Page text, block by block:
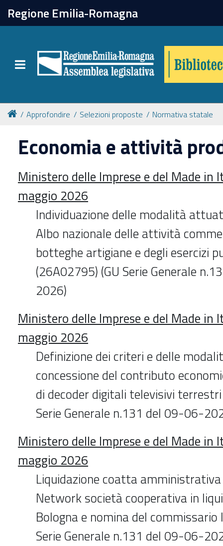
Regione Emilia-Romagna
Toggle navigation
chiudi
Catalogo online
Collezioni
Per approfondire
Appuntamenti
Prenotazione spazi
Approfondire Selezioni proposte Normativa statale
Economia e attività
Ministero delle Imprese e del Made in
maggio 2026
Individuazione delle modalità
Albo nazionale delle attività
botteghe artigiane e degli esercizi
(26A02795) (GU Serie Generale
2026)
Ministero delle Imprese e del Made in
maggio 2026
Definizione dei criteri e delle
concessione del contributo
di decoder digitali televisivi
Serie Generale n.131 del 09-06-
Ministero delle Imprese e del Made in
maggio 2026
Liquidazione coatta
Network società cooperativa in
Bologna e nomina del commissario
Serie Generale n.131 del 09-06-